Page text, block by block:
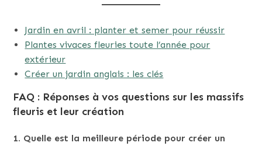
Jardin en avril : planter et semer pour réussir
Plantes vivaces fleuries toute l’année pour
extérieur
Créer un jardin anglais : les clés
FAQ : Réponses à vos questions sur les massifs
fleuris et leur création
1. Quelle est la meilleure période pour créer un